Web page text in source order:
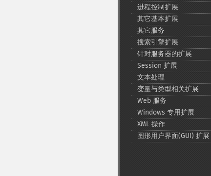
进程控制扩展
其它基本扩展
其它服务
搜索引擎扩展
针对服务器的扩展
Session 扩展
文本处理
变量与类型相关扩展
Web 服务
Windows 专用扩展
XML 操作
图形用户界面(GUI) 扩展